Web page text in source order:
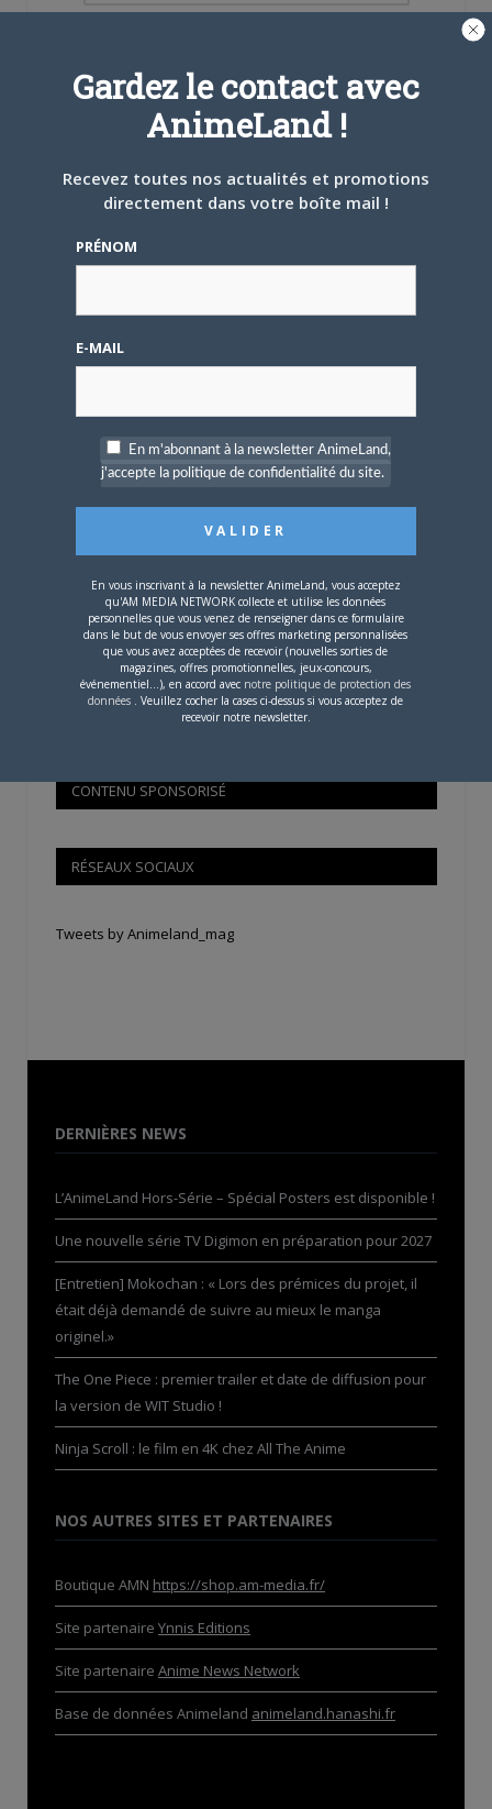
Se souvenir de moi
OÙ TROUVER NOS MAGAZINES
Si votre ville n'est pas dans la liste,contactez-nous
CONTENU SPONSORISÉ
RÉSEAUX SOCIAUX
Tweets by Animeland_mag
DERNIÈRES NEWS
L’AnimeLand Hors-Série – Spécial Posters est disponible !
Une nouvelle série TV Digimon en préparation pour 2027
[Entretien] Mokochan : « Lors des prémices du projet, il
était déjà demandé de suivre au mieux le manga
originel.»
The One Piece : premier trailer et date de diffusion pour
la version de WIT Studio !
Ninja Scroll : le film en 4K chez All The Anime
NOS AUTRES SITES ET PARTENAIRES
Boutique AMN https://shop.am-media.fr/
Site partenaire Ynnis Editions
Site partenaire Anime News Network
Base de données Animeland animeland.hanashi.fr
Gardez le contact avec
AnimeLand !
Recevez toutes nos actualités et promotions
directement dans votre boîte mail !
PRÉNOM
E-MAIL
En m'abonnant à la newsletter AnimeLand,
j'accepte la politique de confidentialité du site.
En vous inscrivant à la newsletter AnimeLand, vous acceptez
qu'AM MEDIA NETWORK collecte et utilise les données
personnelles que vous venez de renseigner dans ce formulaire
dans le but de vous envoyer ses offres marketing personnalisées
que vous avez acceptées de recevoir (nouvelles sorties de
magazines, offres promotionnelles, jeux-concours,
événementiel...), en accord avec notre politique de protection des
données . Veuillez cocher la cases ci-dessus si vous acceptez de
recevoir notre newsletter.